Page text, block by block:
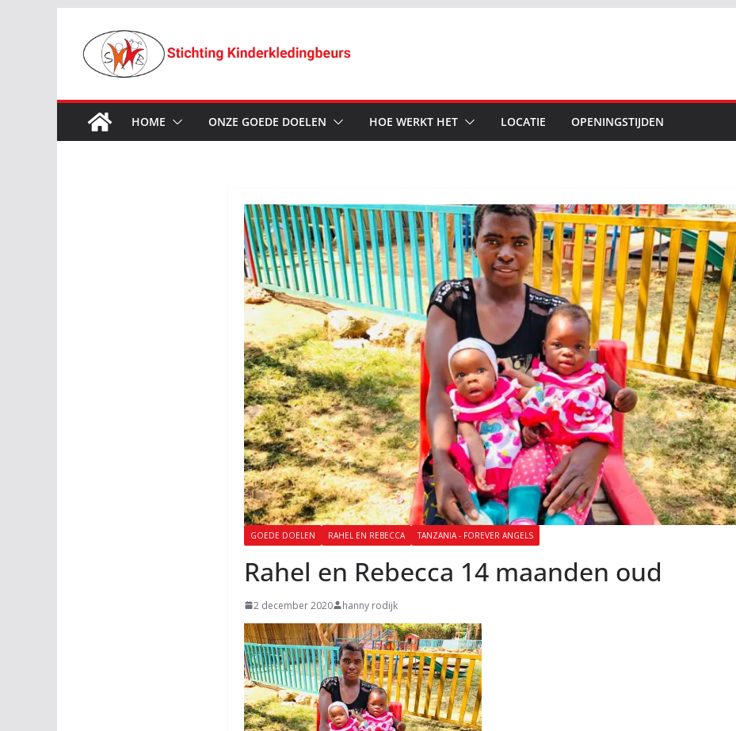
HOME ONZE GOEDE DOELEN HOE WERKT HET LOCATIE OPENINGSTIJDEN
GOEDE DOELEN RAHEL EN REBECCA TANZANIA - FOREVER ANGELS
Rahel en Rebecca 14 maanden oud
2 december 2020 hanny rodijk